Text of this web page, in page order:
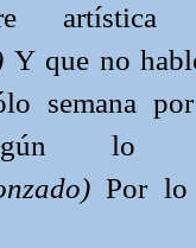
Y que no
semana
según
Por lo